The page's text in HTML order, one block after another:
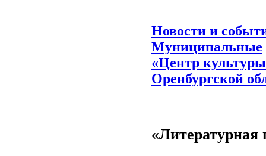
Новости и
Муниципальные
«Центр
Оренбургской
«Литературная